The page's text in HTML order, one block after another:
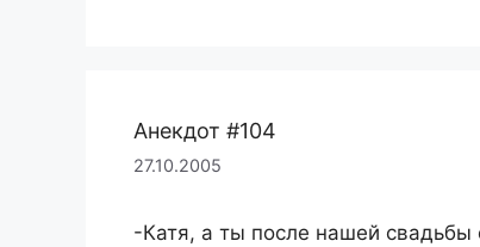
Анекдот #104
27.10.2005
-Катя, а ты после нашей